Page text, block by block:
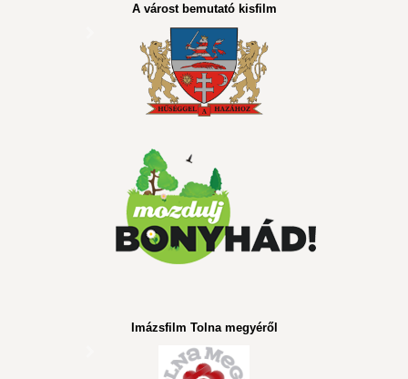
A várost bemutató kisfilm
Imázsfilm Tolna megyéről